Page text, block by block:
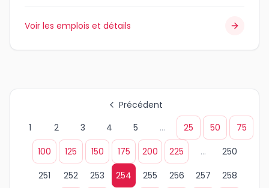
Voir les emplois et détails
Précédent
1
2 3 4 5 ... 25 50
75
100
125 150 175 200 225 ...
250
251
252 253 254 255 256 257 258